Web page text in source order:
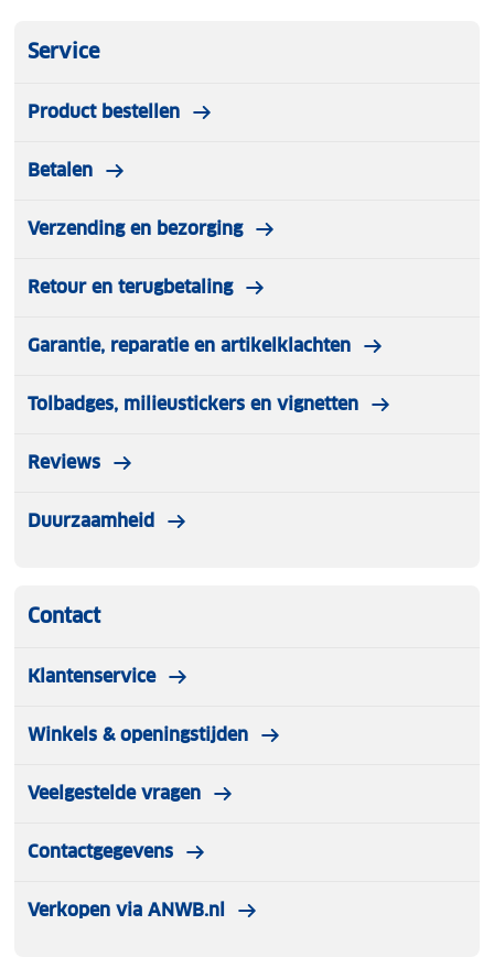
Service
Product bestellen
Betalen
Verzending en bezorging
Retour en terugbetaling
Garantie, reparatie en artikelklachten
Tolbadges, milieustickers en vignetten
Reviews
Duurzaamheid
Contact
Klantenservice
Winkels & openingstijden
Veelgestelde vragen
Contactgegevens
Verkopen via ANWB.nl